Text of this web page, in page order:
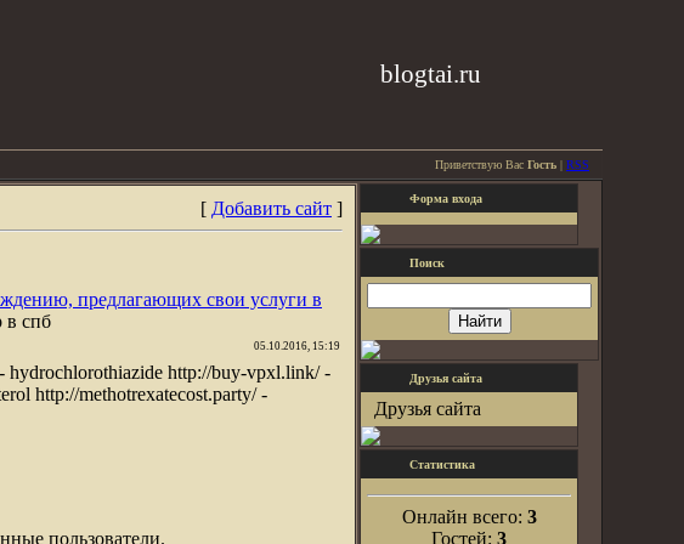
blogtai.ru
Приветствую Вас Гость | RSS
[ Добавить сайт ]
предлагающих свои услуги в
в спб
05.10.2016, 15:19
hydrochlorothiazide http://buy-vpxl.link/ -
http://methotrexatecost.party/ -
пользователи.
Форма входа
Поиск
Друзья сайта
Друзья сайта
Статистика
Онлайн всего: 3
Гостей: 3